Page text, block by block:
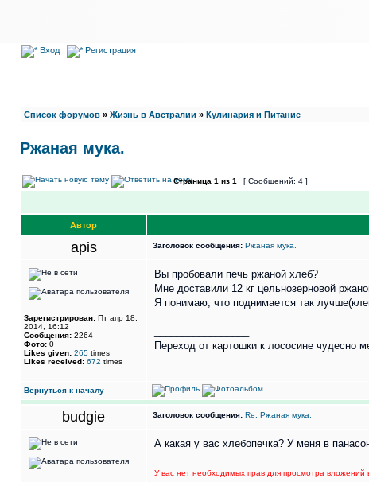
Вход Регистрация
Список форумов » Жизнь в Австралии » Кулинария и Питание
Ржаная мука.
Страница 1 из 1 [ Сообщений: 4 ]
Автор
apis Заголовок сообщения: Ржаная мука.
Зарегистрирован: Пт апр 18,
2014, 16:12
Сообщения: 2264
Фото: 0
Likes given: 265 times
Likes received: 672 times
Вы пробовали печь ржаной хлеб?
Мне доставили 12 кг цельнозерновой
Я понимаю, что поднимается так
Переход от картошки к лососине чудесно
Вернуться к началу
budgie Заголовок сообщения: Re: Ржаная мука.
А какая у вас хлебопечка? У меня в
У вас нет необходимых прав для просмотра вложений